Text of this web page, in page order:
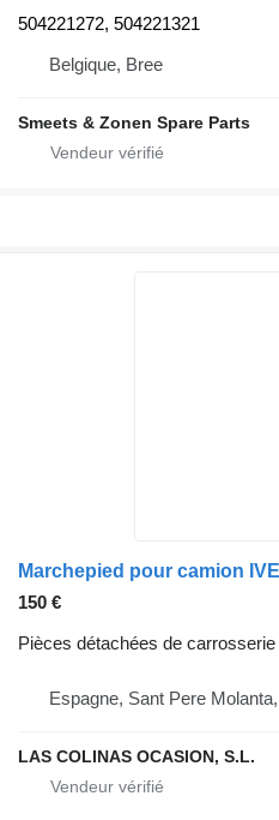
504221272, 504221321
Belgique, Bree
Smeets & Zonen Spare Parts
Marchepied pour camion
150 €
Pièces détachées de
Espagne, Sant Pere
LAS COLINAS OCASION, S.L.